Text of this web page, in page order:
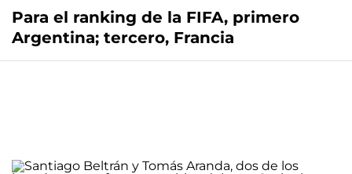
Para el ranking de la FIFA, primero
Argentina; tercero, Francia